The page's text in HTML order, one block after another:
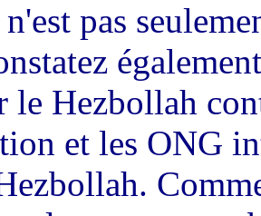
pas
le Hezbollah
et les ONG